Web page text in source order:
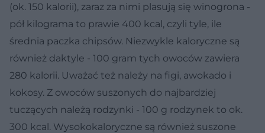
(ok. 150 kalorii), zaraz za nimi plasują się winogrona -
pół kilograma to prawie 400 kcal, czyli tyle, ile
średnia paczka chipsów. Niezwykle kaloryczne są
również daktyle - 100 gram tych owoców zawiera
280 kalorii. Uważać też należy na figi, awokado i
kokosy. Z owoców suszonych do najbardziej
tuczących należą rodzynki - 100 g rodzynek to ok.
300 kcal. Wysokokaloryczne są również suszone